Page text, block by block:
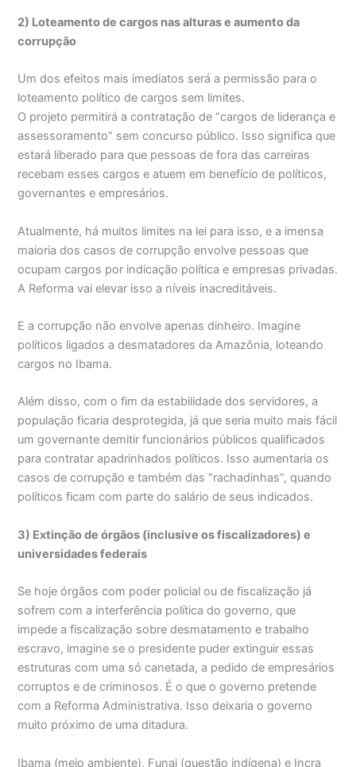
2) Loteamento de cargos nas alturas e aumento da
corrupção
Um dos efeitos mais imediatos será a permissão para o
loteamento político de cargos sem limites.
O projeto permitirá a contratação de “cargos de liderança e
assessoramento” sem concurso público. Isso significa que
estará liberado para que pessoas de fora das carreiras
recebam esses cargos e atuem em benefício de políticos,
governantes e empresários.
Atualmente, há muitos limites na lei para isso, e a imensa
maioria dos casos de corrupção envolve pessoas que
ocupam cargos por indicação política e empresas privadas.
A Reforma vai elevar isso a níveis inacreditáveis.
E a corrupção não envolve apenas dinheiro. Imagine
políticos ligados a desmatadores da Amazônia, loteando
cargos no Ibama.
Além disso, com o fim da estabilidade dos servidores, a
população ficaria desprotegida, já que seria muito mais fácil
um governante demitir funcionários públicos qualificados
para contratar apadrinhados políticos. Isso aumentaria os
casos de corrupção e também das “rachadinhas”, quando
políticos ficam com parte do salário de seus indicados.
3) Extinção de órgãos (inclusive os fiscalizadores) e
universidades federais
Se hoje órgãos com poder policial ou de fiscalização já
sofrem com a interferência política do governo, que
impede a fiscalização sobre desmatamento e trabalho
escravo, imagine se o presidente puder extinguir essas
estruturas com uma só canetada, a pedido de empresários
corruptos e de criminosos. É o que o governo pretende
com a Reforma Administrativa. Isso deixaria o governo
muito próximo de uma ditadura.
Ibama (meio ambiente), Funai (questão indígena) e Incra